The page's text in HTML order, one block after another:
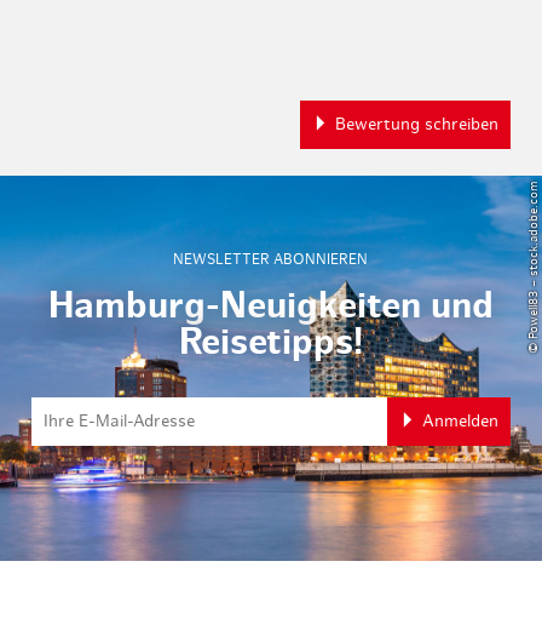
Bewertung schreiben
NEWSLETTER ABONNIEREN
Hamburg-Neuigkeiten und
Reisetipps!
Anmelden
© Powell83 – stock.adobe.com